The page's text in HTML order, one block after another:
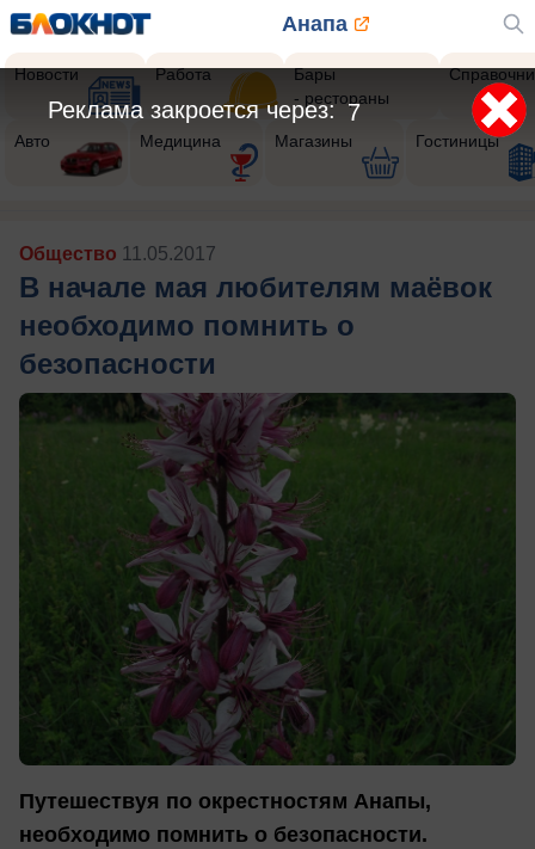
Анапа
Новости Работа
Бары
- рестораны
Авто Медицина Магазины Гостиницы
Общество 11.05.2017
В начале мая любителям маёвок
необходи­мо помнить о
безопасности
Путешествуя по окрестностям Анапы,
необходимо помнить о безопасности.
4
Реклама закроется через: